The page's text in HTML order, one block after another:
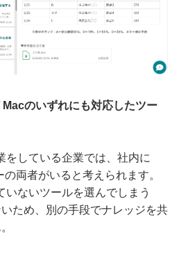
のいずれにも対応したツー
をしている企業では、社内に
両者がいると考えられます。
ないツールを選んでしまう
ため、別の手段でナレッジを共